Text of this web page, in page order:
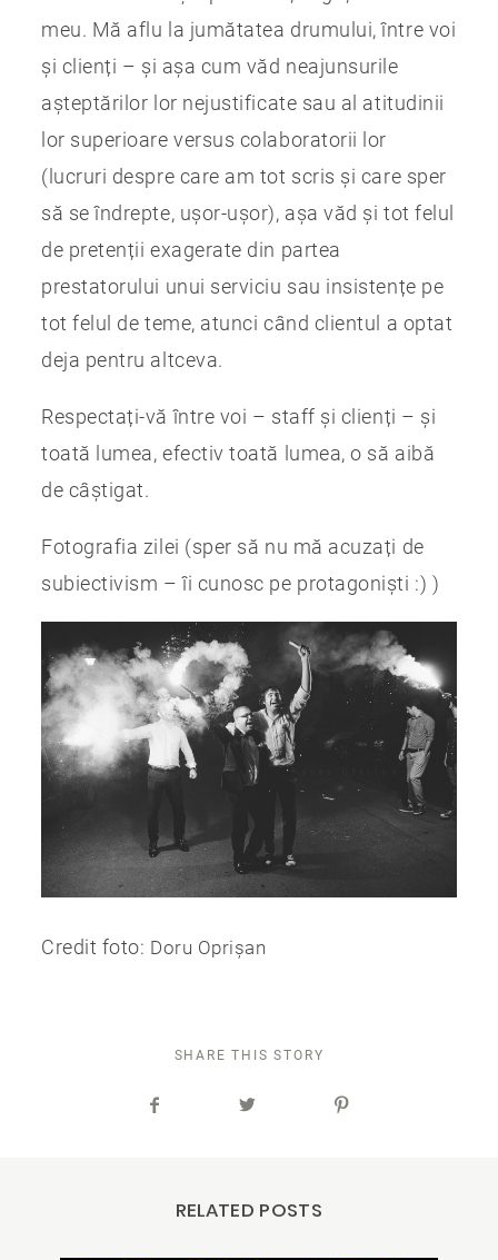
meu. Mă aflu la jumătatea drumului, între voi
și clienți – și așa cum văd neajunsurile
așteptărilor lor nejustificate sau al atitudinii
lor superioare versus colaboratorii lor
(lucruri despre care am tot scris și care sper
să se îndrepte, ușor-ușor), așa văd și tot felul
de pretenții exagerate din partea
prestatorului unui serviciu sau insistențe pe
tot felul de teme, atunci când clientul a optat
deja pentru altceva.
Respectați-vă între voi – staff și clienți – și
toată lumea, efectiv toată lumea, o să aibă
de câștigat.
Fotografia zilei (sper să nu mă acuzați de
subiectivism – îi cunosc pe protagoniști :) )
Credit foto: Doru Oprișan
SHARE THIS STORY
RELATED POSTS